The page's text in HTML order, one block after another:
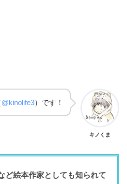
@kinolife3）です！
キノくま
ど絵本作家としても知られて